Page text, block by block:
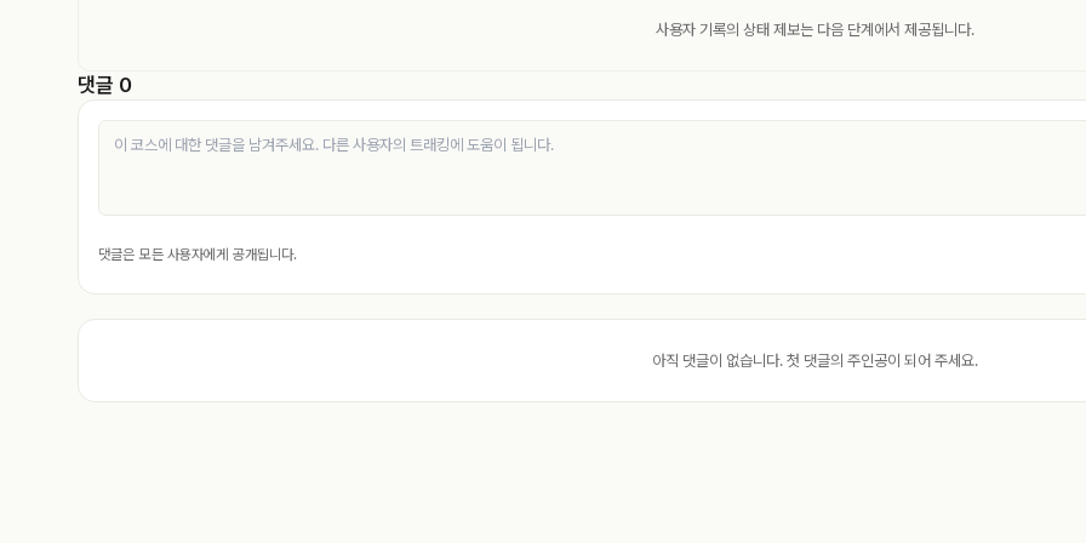
사용자 기록의 상태 제보는 다음 단계에서 제공됩니다.
댓글 0
댓글은 모든 사용자에게 공개됩니다.
아직 댓글이 없습니다. 첫 댓글의 주인공이 되어 주세요.